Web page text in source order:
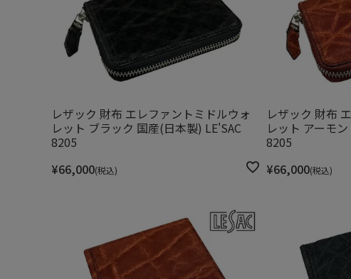
レザック 財布 エレファントミドルウォ
レット ブラック 国産(日本製) LE'SAC
8205
¥66,000 税込
レザック 財布
レット アーモ
8205
¥66,000 税込